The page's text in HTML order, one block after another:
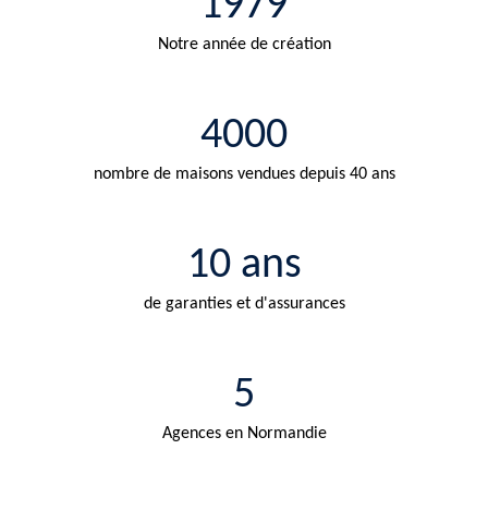
Notre année de création
4000
nombre de maisons vendues depuis 40 ans
10 ans
de garanties et d'assurances
5
Agences en Normandie